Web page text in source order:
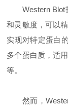
Western Blot
和灵敏度，可以
实现对特定蛋白
多个蛋白质，适
等。
然而，